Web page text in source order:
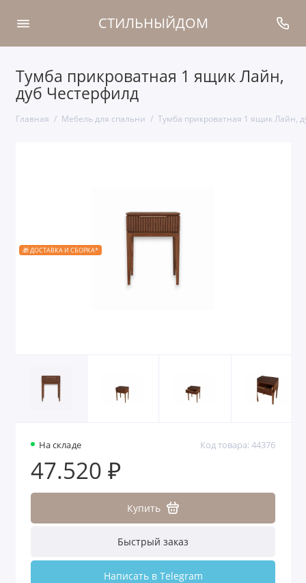
СТИЛЬНЫЙДОМ
Тумба прикроватная 1 ящик Лайн,
дуб Честерфилд
Главная Мебель для спальни Тумба прикроватная 1 ящик Лайн,
🎁 ДОСТАВКА И СБОРКА*
На складе Код товара: 44376
47.520 ₽
Купить
Быстрый заказ
Написать в Telegram